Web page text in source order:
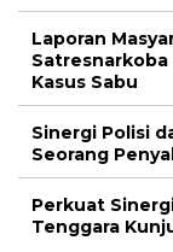
Laporan
Kasus Sabu
Sinergi Polisi
Seorang
Perkuat
Tenggara